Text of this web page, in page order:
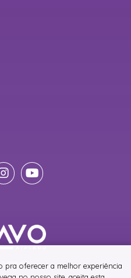
RESERVADOS
pra oferecer a melhor experiência